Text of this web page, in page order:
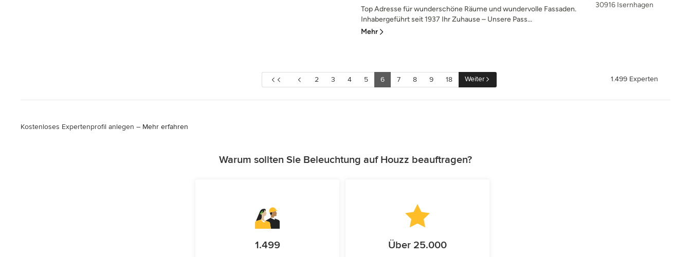
Top Adresse für wunderschöne Räume und wundervolle Fassaden.
Inhabergeführt seit 1937 Ihr Zuhause – Unsere Pass...
Mehr
30916 Isernhagen
2 3 4 5 6 7 8 9 18 Weiter 1.499 Experten
Kostenloses Expertenprofil anlegen – Mehr erfahren
Warum sollten Sie Beleuchtung auf Houzz beauftragen?
1.499 Über 25.000